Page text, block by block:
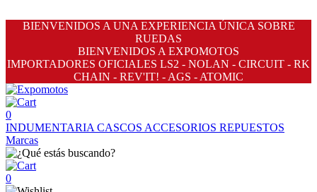
BIENVENIDOS A UNA EXPERIENCIA ÚNICA SOBRE
RUEDAS
BIENVENIDOS A EXPOMOTOS
IMPORTADORES OFICIALES LS2 - NOLAN - CIRCUIT - RK
CHAIN - REV'IT! - AGS - ATOMIC
0
INDUMENTARIA CASCOS ACCESORIOS REPUESTOS
Marcas
0